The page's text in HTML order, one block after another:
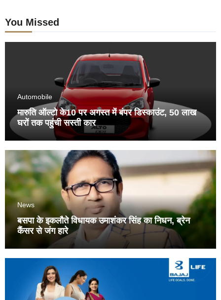
You Missed
Automobile
मारुति ऑल्टो के10 पर अगस्त में बंपर डिस्काउंट, 50 लाख
घरों तक पहुंची सस्ती कार
News
बसपा के इकलौते विधायक उमाशंकर सिंह का निधन, ब्रेन
कैंसर से जंग हारे